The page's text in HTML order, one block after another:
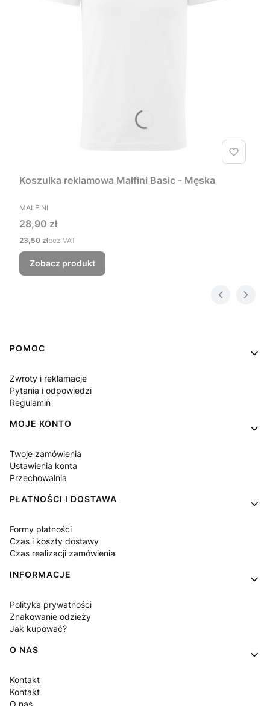
Koszulka reklamowa Malfini Basic - Męska
PRODUCENT
MALFINI
Cena
28,90 zł
Cena
23,50 złbez VAT
Zobacz produkt
Linki w stopce
POMOC
Zwroty i reklamacje
Pytania i odpowiedzi
Regulamin
MOJE KONTO
Twoje zamówienia
Ustawienia konta
Przechowalnia
PŁATNOŚCI I DOSTAWA
Formy płatności
Czas i koszty dostawy
Czas realizacji zamówienia
INFORMACJE
Polityka prywatności
Znakowanie odzieży
Jak kupować?
O NAS
Kontakt
Kontakt
O nas